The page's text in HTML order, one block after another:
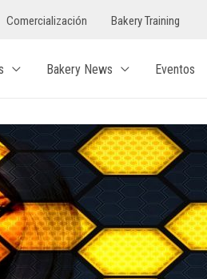
Comercialización Bakery Training
Bakery News Eventos